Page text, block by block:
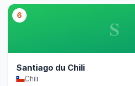
6
S
Santiago du Chili
Chili